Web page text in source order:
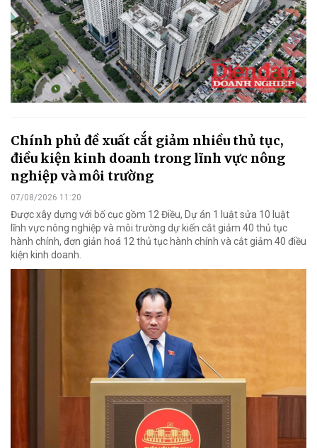
Chính phủ đề xuất cắt giảm nhiều thủ tục,
điều kiện kinh doanh trong lĩnh vực nông
nghiệp và môi trường
07/08/2026 11:20
Được xây dựng với bố cục gồm 12 Điều, Dự án 1 luật sửa 10 luật
lĩnh vực nông nghiệp và môi trường dự kiến cắt giảm 40 thủ tục
hành chính, đơn giản hoá 12 thủ tục hành chính và cắt giảm 40 điều
kiện kinh doanh.